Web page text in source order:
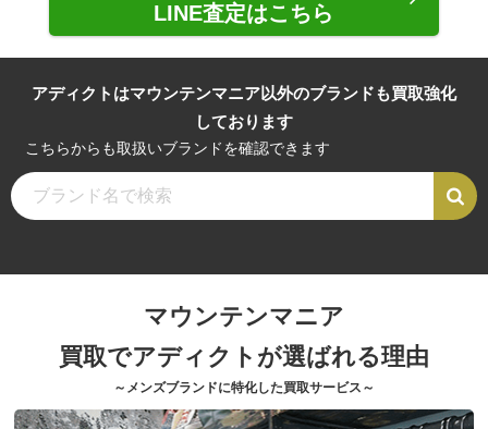
LINE査定はこちら
アディクトはマウンテンマニア以外のブランドも買取強化
しております
こちらからも取扱いブランドを確認できます
マウンテンマニア
買取でアディクトが選ばれる理由
～メンズブランドに特化した買取サービス～